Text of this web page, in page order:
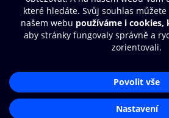
© O2 Czech Republic a.s.
Zásady zpracování osobních údajů
Aplikace
Čti a